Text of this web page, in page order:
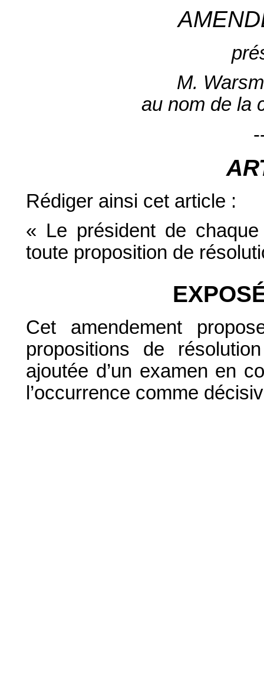
M.
au nom de la
Rédiger ainsi cet article :
« Le président de
toute proposition de
Cet amendement
propositions de
ajoutée d’un examen en
l’occurrence comme